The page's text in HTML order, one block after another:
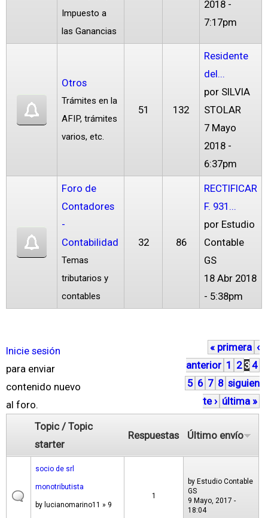
Impuesto a
las Ganancias
2018 -
7:17pm
Otros
Trámites en la
AFIP, trámites
varios, etc.
51 132
Residente
del...
por SILVIA
STOLAR
7 Mayo
2018 -
6:37pm
Foro de
Contadores
-
Contabilidad
Temas
tributarios y
contables
32 86
RECTIFICAR
F. 931...
por Estudio
Contable
GS
18 Abr 2018
- 5:38pm
Inicie sesión
para enviar
contenido nuevo
al foro.
P
á
g
i
s
« primera ‹
anterior 1 2 3 4
5 6 7 8 siguien
te › última »
Topic / Topic
starter
Respuestas Último envío
socio de srl
monotributista
by lucianomarino11 » 9
1
by Estudio Contable
GS
9 Mayo, 2017 -
18:04